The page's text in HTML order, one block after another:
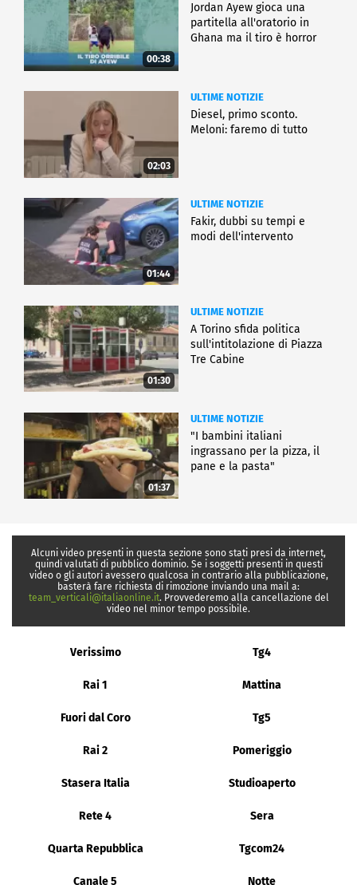
00:38
Jordan Ayew gioca una
partitella all'oratorio in
Ghana ma il tiro è horror
02:03
ULTIME NOTIZIE
Diesel, primo sconto.
Meloni: faremo di tutto
01:44
ULTIME NOTIZIE
Fakir, dubbi su tempi e
modi dell'intervento
01:30
ULTIME NOTIZIE
A Torino sfida politica
sull'intitolazione di Piazza
Tre Cabine
01:37
ULTIME NOTIZIE
"I bambini italiani
ingrassano per la pizza, il
pane e la pasta"
Alcuni video presenti in questa sezione sono stati presi da internet,
quindi valutati di pubblico dominio. Se i soggetti presenti in questi
video o gli autori avessero qualcosa in contrario alla pubblicazione,
basterà fare richiesta di rimozione inviando una mail a:
team_verticali@italiaonline.it. Provvederemo alla cancellazione del
video nel minor tempo possibile.
Verissimo Tg4
Rai 1 Mattina
Fuori dal Coro Tg5
Rai 2 Pomeriggio
Stasera Italia Studioaperto
Rete 4 Sera
Quarta Repubblica Tgcom24
Canale 5 Notte